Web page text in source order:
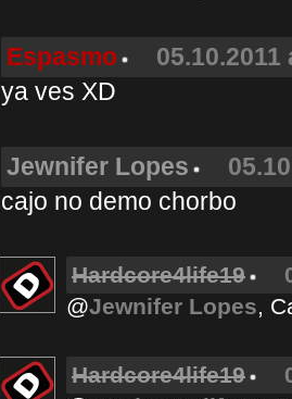
Espasmo
05.10.2011
ya ves XD
Jewnifer Lopes
cajo no demo chorbo
Hardcore4life19
@Jewnifer Lopes,
Hardcore4life19